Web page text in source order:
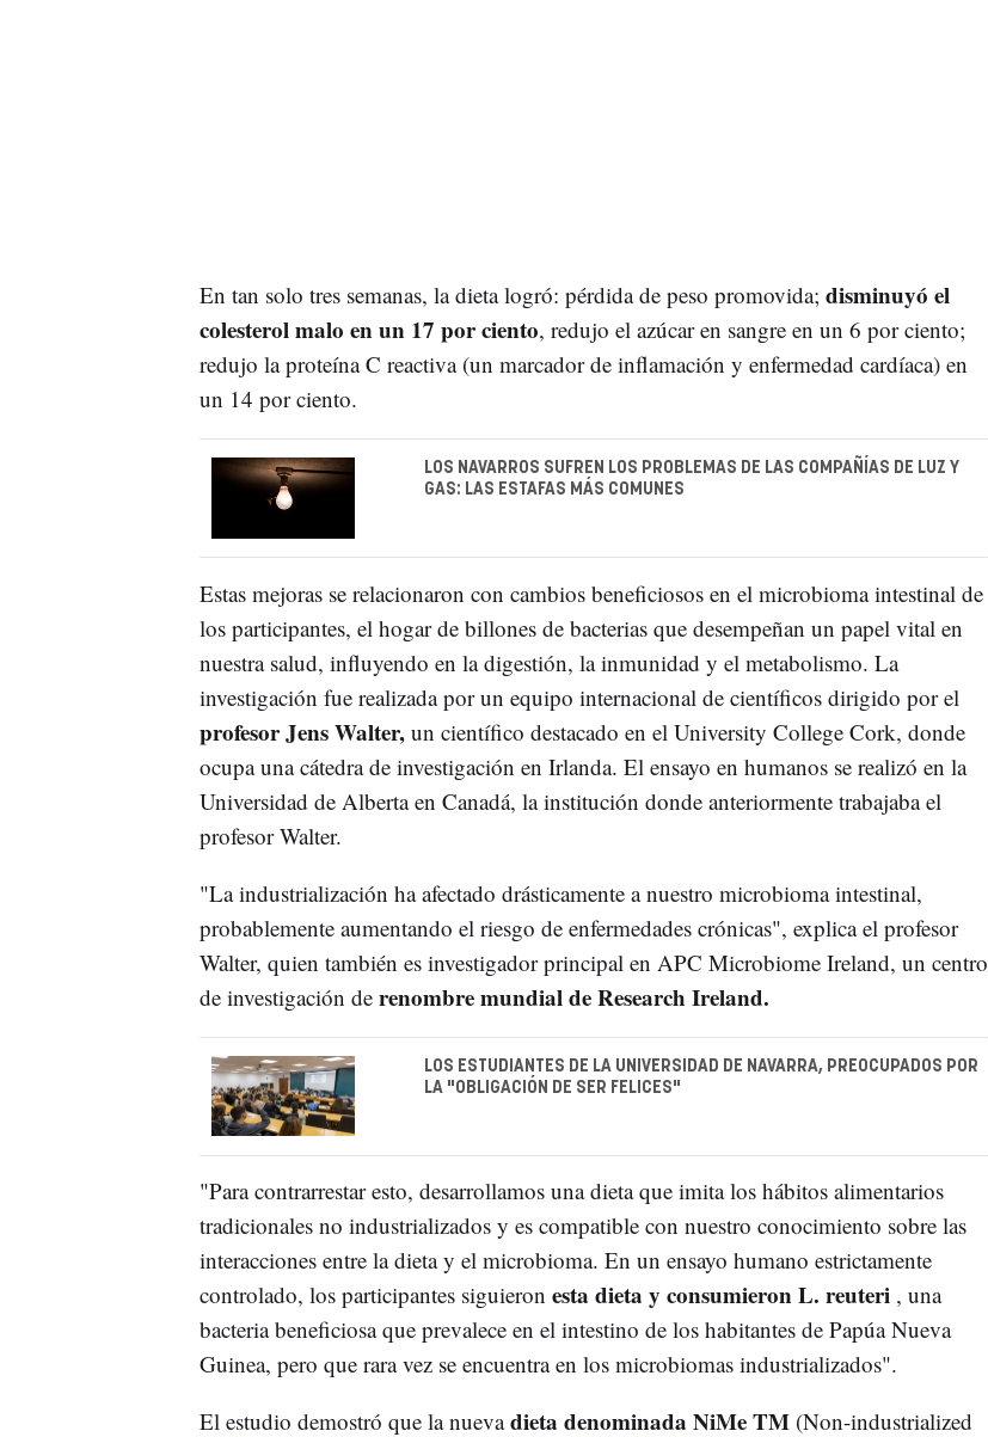
En tan solo tres semanas, la dieta logró: pérdida de peso promovida; disminuyó el
colesterol malo en un 17 por ciento, redujo el azúcar en sangre en un 6 por ciento;
redujo la proteína C reactiva (un marcador de inflamación y enfermedad cardíaca) en
un 14 por ciento.
LOS NAVARROS SUFREN LOS PROBLEMAS DE LAS COMPAÑÍAS DE LUZ Y
GAS: LAS ESTAFAS MÁS COMUNES
Estas mejoras se relacionaron con cambios beneficiosos en el microbioma intestinal de
los participantes, el hogar de billones de bacterias que desempeñan un papel vital en
nuestra salud, influyendo en la digestión, la inmunidad y el metabolismo. La
investigación fue realizada por un equipo internacional de científicos dirigido por el
profesor Jens Walter,un científico destacado en el University College Cork, donde
ocupa una cátedra de investigación en Irlanda. El ensayo en humanos se realizó en la
Universidad de Alberta en Canadá, la institución donde anteriormente trabajaba el
profesor Walter.
"La industrialización ha afectado drásticamente a nuestro microbioma intestinal,
probablemente aumentando el riesgo de enfermedades crónicas", explica el profesor
Walter, quien también es investigador principal en APC Microbiome Ireland, un centro
de investigación de renombre mundial de Research Ireland.
LOS ESTUDIANTES DE LA UNIVERSIDAD DE NAVARRA, PREOCUPADOS POR
LA "OBLIGACIÓN DE SER FELICES"
"Para contrarrestar esto, desarrollamos una dieta que imita los hábitos alimentarios
tradicionales no industrializados y es compatible con nuestro conocimiento sobre las
interacciones entre la dieta y el microbioma. En un ensayo humano estrictamente
controlado, los participantes siguieron esta dieta y consumieron L. reuteri , una
bacteria beneficiosa que prevalece en el intestino de los habitantes de Papúa Nueva
Guinea, pero que rara vez se encuentra en los microbiomas industrializados".
El estudio demostró que la nuevadieta denominada NiMe TM (Non-industrialized